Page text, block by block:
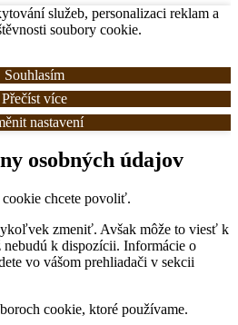
služeb, personalizaci reklam a
soubory cookie.
Souhlasím
Přečíst více
nastavení
osobných údajov
chcete povoliť.
zmeniť. Avšak môže to viesť k
k dispozícii. Informácie o
vo vášom prehliadači v sekcii
cookie, ktoré používame.